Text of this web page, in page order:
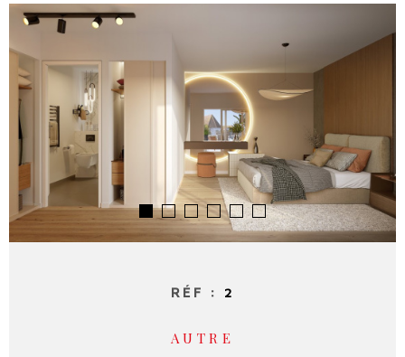
MAIL -
NOTRE
RÉF : 2
AUTRE
BUDGET
RECHERCHER